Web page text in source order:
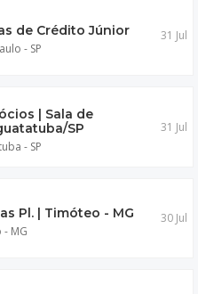
de Crédito Júnior
- SP
31 Jul
| Sala de
SP
- SP
31 Jul
Pl. | Timóteo - MG
MG
30 Jul